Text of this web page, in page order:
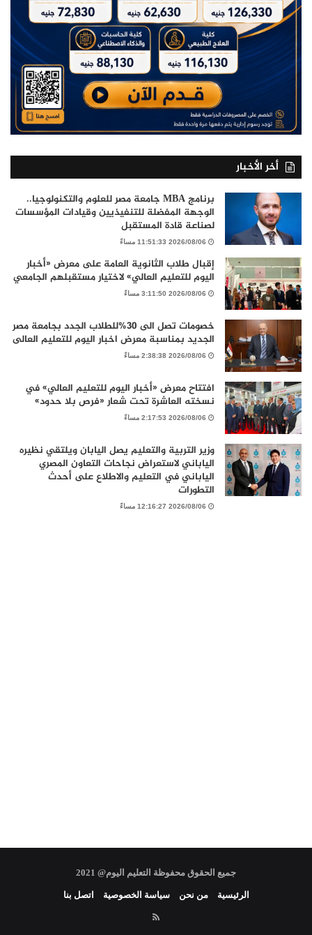
أخر الأخبار
برنامج MBA جامعة مصر للعلوم والتكنولوجيا..
الوجهة المفضلة للتنفيذيين وقيادات المؤسسات
لصناعة قادة المستقبل
2026/08/06 11:51:33 مساءً
إقبال طلاب الثانوية العامة على معرض «أخبار
اليوم للتعليم العالي» لاختيار مستقبلهم الجامعي
2026/08/06 3:11:50 مساءً
خصومات تصل الى 30%للطلاب الجدد بجامعة مصر
الجديد بمناسبة معرض اخبار اليوم للتعليم العالى
2026/08/06 2:38:38 مساءً
افتتاح معرض «أخبار اليوم للتعليم العالي» في
نسخته العاشرة تحت شعار «فرص بلا حدود»
2026/08/06 2:17:53 مساءً
وزير التربية والتعليم يصل اليابان ويلتقي نظيره
الياباني لاستعراض نجاحات التعاون المصري
الياباني في التعليم والاطلاع على أحدث
التطورات
2026/08/06 12:16:27 مساءً
جميع الحقوق محفوظة التعليم اليوم@ 2021
الرئيسية من نحن سياسة الخصوصية اتصل بنا
RSS